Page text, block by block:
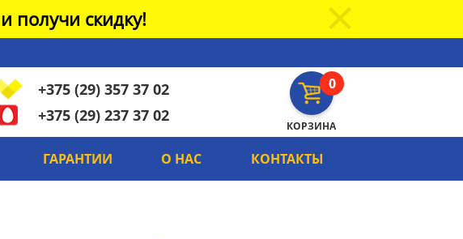
получи скидку!
0
КОРЗИНА
+375 (29) 357 37 02
+375 (29) 237 37 02
ГАРАНТИИ О НАС КОНТАКТЫ